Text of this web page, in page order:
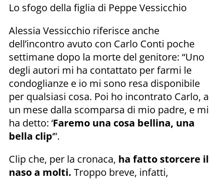
Lo sfogo della figlia di Peppe Vessicchio
Alessia Vessicchio riferisce anche
dell’incontro avuto con Carlo Conti poche
settimane dopo la morte del genitore: “Uno
degli autori mi ha contattato per farmi le
condoglianze e io mi sono resa disponibile
per qualsiasi cosa. Poi ho incontrato Carlo, a
un mese dalla scomparsa di mio padre, e mi
ha detto: ‘Faremo una cosa bellina, una
bella clip‘”.
Clip che, per la cronaca, ha fatto storcere il
naso a molti. Troppo breve, infatti,